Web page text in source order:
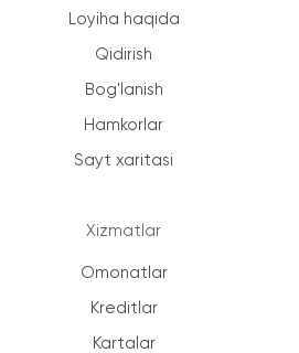
Loyiha haqida
Qidirish
Bog'lanish
Hamkorlar
Sayt xaritasi
Xizmatlar
Omonatlar
Kreditlar
Kartalar